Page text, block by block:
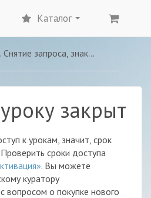
Каталог
знакомство с картиной мира клиента. Понятие травматического транса
закрыт
к урокам, значит, срок
Проверить сроки доступа
. Вы можете
куратору
с вопросом о покупке нового